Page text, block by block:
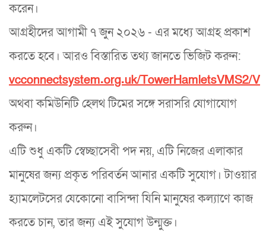
করেন।
আগ্রহীদের আগামী ৭ জুন ২০২৬ - এর মধ্যে আগ্রহ প্রকাশ
করতে হবে। আরও বিস্তারিত তথ্য জানতে ভিজিট করুন:
vcconnectsystem.org.uk/TowerHamletsVMS2/
অথবা কমিউনিটি হেলথ টিমের সঙ্গে সরাসরি যোগাযোগ
করুন।
এটি শুধু একটি স্বেচ্ছাসেবী পদ নয়, এটি নিজের এলাকার
মানুষের জন্য প্রকৃত পরিবর্তন আনার একটি সুযোগ। টাওয়ার
হ্যামলেটসের যেকোনো বাসিন্দা যিনি মানুষের কল্যাণে কাজ
করতে চান, তার জন্য এই সুযোগ উন্মুক্ত।